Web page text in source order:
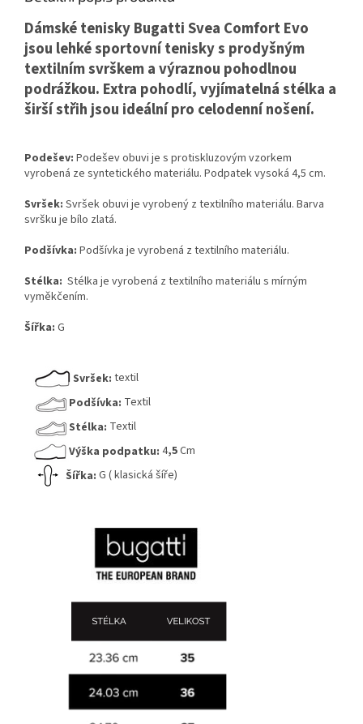
Dámské tenisky Bugatti Svea Comfort Evo
jsou lehké sportovní tenisky s prodyšným
textilním svrškem a výraznou pohodlnou
podrážkou. Extra pohodlí, vyjímatelná stélka a
širší střih jsou ideální pro celodenní nošení.
Podešev: Podešev obuvi je s protiskluzovým vzorkem
vyrobená ze syntetického materiálu. Podpatek vysoká 4,5 cm.
Svršek: Svršek obuvi je vyrobený z textilního materiálu. Barva
svršku je bílo zlatá.
Podšívka: Podšívka je vyrobená z textilního materiálu.
Stélka: Stélka je vyrobená z textilního materiálu s mírným
vyměkčením.
Šířka: G
Svršek: textil
Podšívka: Textil
Stélka: Textil
Výška podpatku: 4,5Cm
Šířka: G ( klasická šíře)